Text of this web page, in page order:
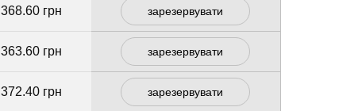
368.60 грн зарезервувати
363.60 грн зарезервувати
372.40 грн зарезервувати